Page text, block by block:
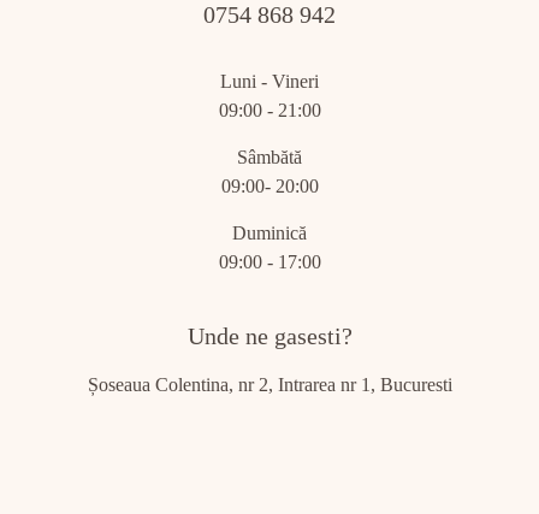
0754 868 942
Luni - Vineri
09:00 - 21:00
Sâmbătă
09:00- 20:00
Duminică
09:00 - 17:00
Unde ne gasesti?
Șoseaua Colentina, nr 2, Intrarea nr 1, Bucuresti